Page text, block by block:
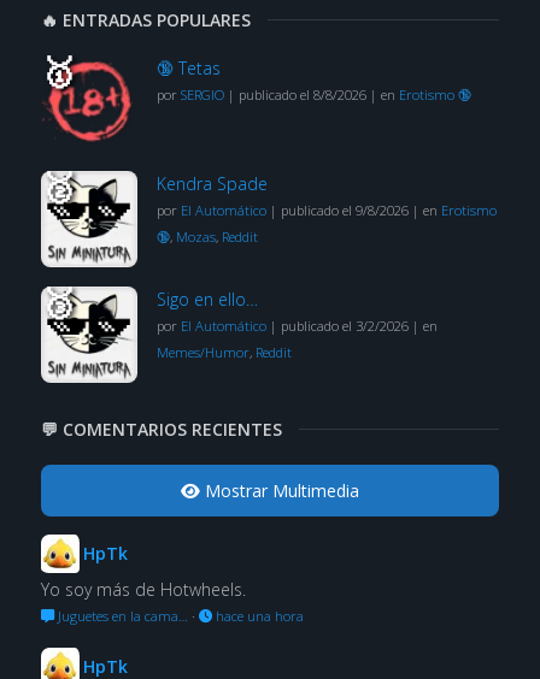
🔥 ENTRADAS POPULARES
🔞 Tetas
por SERGIO| publicado el 8/8/2026| en Erotismo 🔞
Kendra Spade
por El Automático| publicado el 9/8/2026| en Erotismo
🔞, Mozas, Reddit
Sigo en ello…
por El Automático| publicado el 3/2/2026| en
Memes/Humor, Reddit
💬 COMENTARIOS RECIENTES
Mostrar Multimedia
HpTk
Yo soy más de Hotwheels.
Juguetes en la cama… · hace una hora
HpTk